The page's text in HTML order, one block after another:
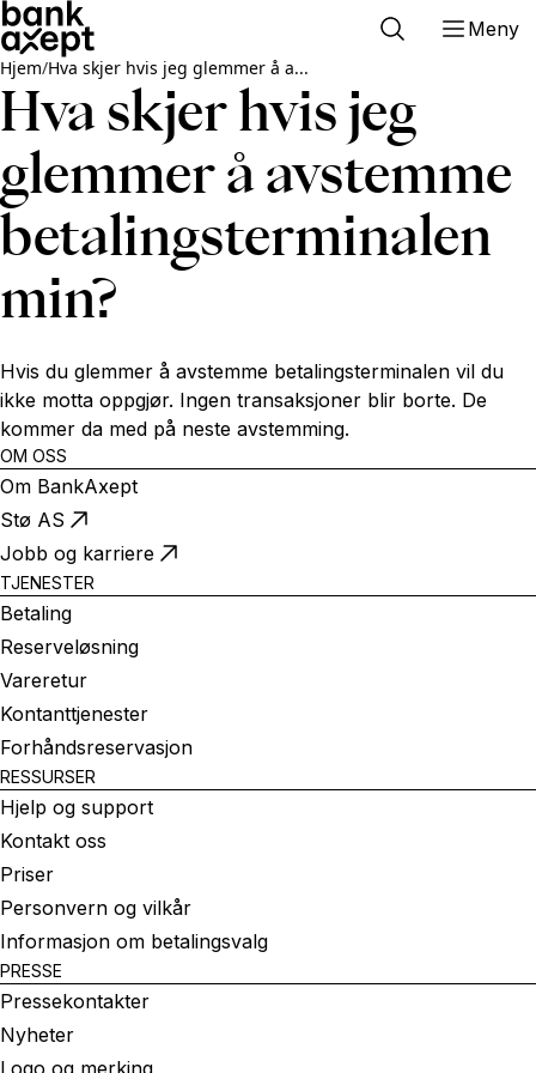
Meny
Hjem/Hva skjer hvis jeg glemmer å a...
Hva skjer hvis jeg
glemmer å avstemme
betalingsterminalen
min?
Hvis du glemmer å avstemme betalingsterminalen vil du
ikke motta oppgjør. Ingen transaksjoner blir borte. De
kommer da med på neste avstemming.
OM OSS
Om BankAxept
Stø AS
Jobb og karriere
TJENESTER
Betaling
Reserveløsning
Vareretur
Kontanttjenester
Forhåndsreservasjon
RESSURSER
Hjelp og support
Kontakt oss
Priser
Personvern og vilkår
Informasjon om betalingsvalg
PRESSE
Pressekontakter
Nyheter
Logo og merking